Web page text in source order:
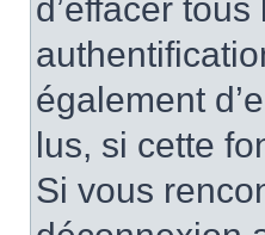
d’effacer
également
lus, si cette
Si vous